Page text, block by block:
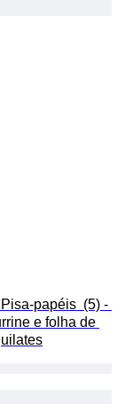
papéis  (5) -
e folha de